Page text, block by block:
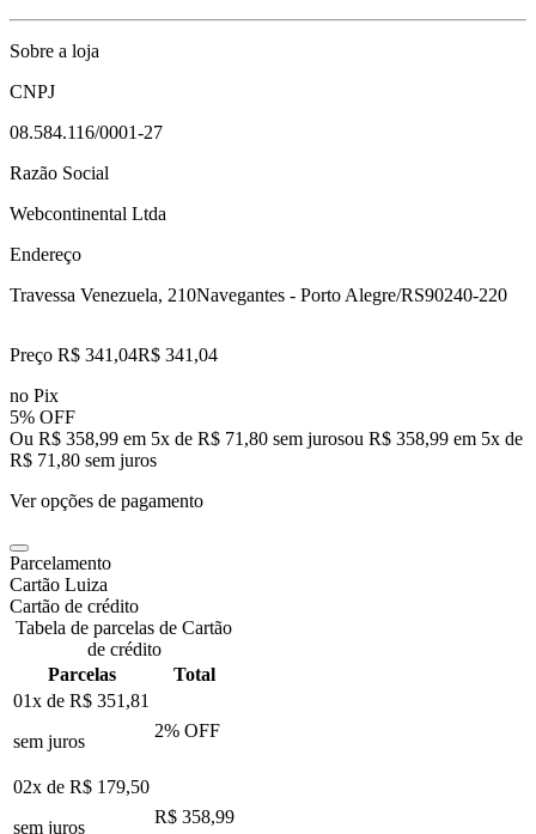
Sobre a loja
CNPJ
08.584.116/0001-27
Razão Social
Webcontinental Ltda
Endereço
Travessa Venezuela, 210Navegantes - Porto Alegre/RS90240-220
Preço R$ 341,04R$ 341 ,04
no Pix
5% OFF
Ou R$ 358,99 em 5x de R$ 71,80 sem jurosou R$ 358,99 em 5x de
R$ 71,80 sem juros
Ver opções de pagamento
Parcelamento
Cartão Luiza
Cartão de crédito
Tabela de parcelas de Cartão
de crédito
Parcelas
Total
01x de R$ 351,81
sem juros
2% OFF
02x de R$ 179,50
sem juros
R$ 358,99